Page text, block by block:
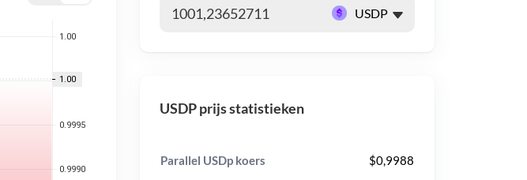
USDP prijs statistieken
Parallel USDp koers $0,9988